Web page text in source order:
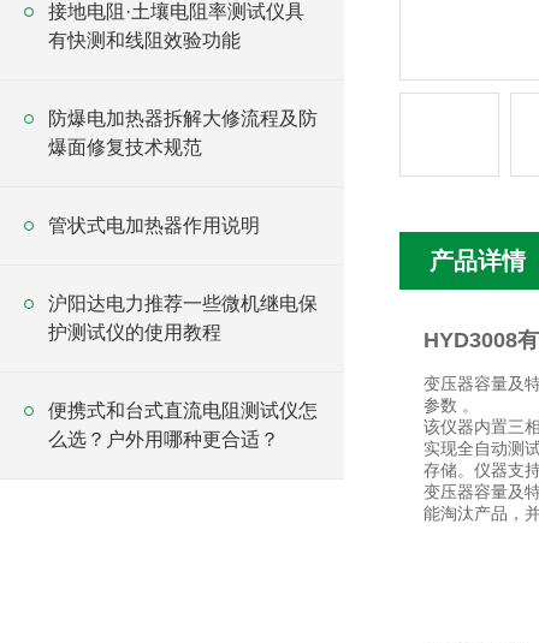
接地电阻·土壤电阻率测试仪具
有快测和线阻效验功能
防爆电加热器拆解大修流程及防
爆面修复技术规范
管状式电加热器作用说明
沪阳达电力推荐一些微机继电保
护测试仪的使用教程
便携式和台式直流电阻测试仪怎
么选？户外用哪种更合适？
产品详情
HYD3008
变压器容量及
参数 。
该仪器内置三
实现全自动测
存储。仪器支
变压器容量及
能淘汰产品，